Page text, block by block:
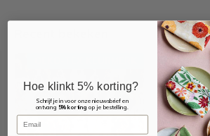
Hoe klinkt 5% korting?
Schrijf je in voor onze nieuwsbrief en
ontvang 5% kortingop je bestelling.
Email